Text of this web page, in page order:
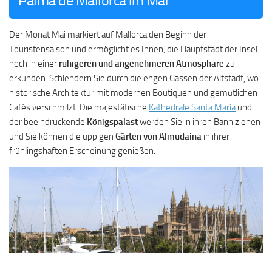
Der Monat Mai markiert auf Mallorca den Beginn der
Touristensaison und ermöglicht es Ihnen, die Hauptstadt der Insel
noch in einer ruhigeren und angenehmeren Atmosphäre zu
erkunden. Schlendern Sie durch die engen Gassen der Altstadt, wo
historische Architektur mit modernen Boutiquen und gemütlichen
Cafés verschmilzt. Die majestätische Kathedrale Santa María und
der beeindruckende Königspalastwerden Sie in ihren Bann ziehen
und Sie können die üppigen Gärten von Almudaina in ihrer
frühlingshaften Erscheinung genießen.